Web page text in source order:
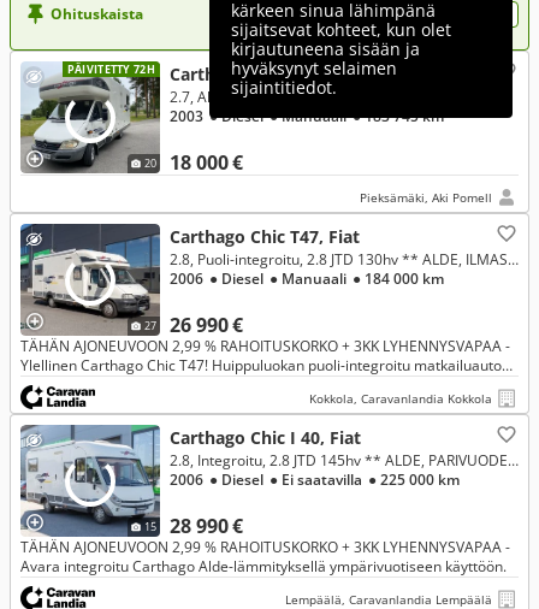
kärkeen sinua lähimpänä
sijaitsevat kohteet, kun olet
kirjautuneena sisään ja
hyväksynyt selaimen
sijaintitiedot.
Ohituskaista Nosta ilmoituksesi tähän?
PÄIVITETTY 72H
20
Carthago Sprinter, Mercedes-Benz
18 000 €
2.7, Alkovi, 316cdi Chic a-40
2003 ● Diesel● Manuaali● 183 745 km
Pieksämäki, Aki Pomell
27
Carthago Chic T47, Fiat
26 990 €
2.8, Puoli-integroitu, 2.8 JTD 130hv ** ALDE, ILMASTOINTI AJOTILASSA, AURINKOPANEELI **
2006 ● Diesel ● Manuaali ● 184 000 km
TÄHÄN AJONEUVOON 2,99 % RAHOITUSKORKO + 3KK LYHENNYSVAPAA -
Ylellinen Carthago Chic T47! Huippuluokan puoli-integroitu matkailuauto
tarjoaa silkkaa laatua, mahtavat tilat ja tinkimätöntä luksusta vaat
Kokkola, Caravanlandia Kokkola
15
Carthago Chic I 40, Fiat
28 990 €
2.8, Integroitu, 2.8 JTD 145hv ** ALDE, PARIVUODE, HUBBET-YLÄVUODE **
2006 ● Diesel ● Ei saatavilla ● 225 000 km
TÄHÄN AJONEUVOON 2,99 % RAHOITUSKORKO + 3KK LYHENNYSVAPAA -
Avara integroitu Carthago Alde-lämmityksellä ympärivuotiseen käyttöön.
Lempäälä, Caravanlandia Lempäälä